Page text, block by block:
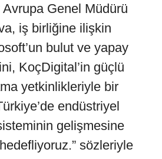
Genel Müdürü
iş birliğine ilişkin
bulut ve yapay
KoçDigital’in güçlü
yetkinlikleriyle bir
endüstriyel
gelişmesine
sözleriyle